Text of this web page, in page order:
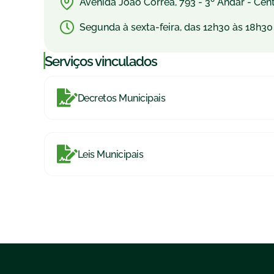
Segunda à sexta-feira, das 12h30 às 18h30
|Serviços vinculados
Decretos Municipais
Leis Municipais